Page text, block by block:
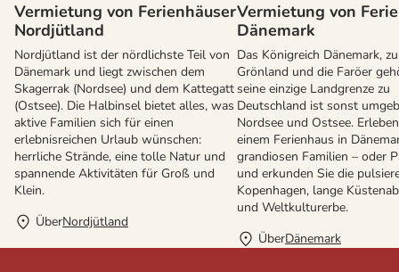
Vermietung von Ferienhäuser
Nordjütland
Nordjütland ist der nördlichste Teil von
Dänemark und liegt zwischen dem
Skagerrak (Nordsee) und dem Kattegatt
(Ostsee). Die Halbinsel bietet alles, was
aktive Familien sich für einen
erlebnisreichen Urlaub wünschen:
herrliche Strände, eine tolle Natur und
spannende Aktivitäten für Groß und
Klein.
ÜberNordjütland
Vermietung von
Dänemark
Das Königreich Dänemark,
Grönland und die Faröer
seine einzige Landgrenze zu
Deutschland ist sonst
Nordsee und Ostsee.
einem Ferienhaus in
grandiosen Familien – oder
und erkunden Sie die
Kopenhagen, lange
und Weltkulturerbe.
ÜberDänemark